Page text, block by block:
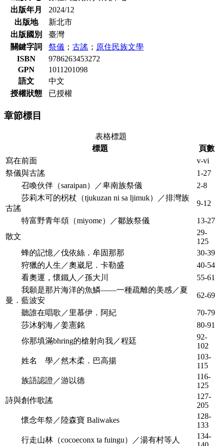
出版年月
2024/12
出版地
新北市
出版國別
臺灣
關鍵字詞
祭儀 ； 古謠 ； 原住民族文學
ISBN
9786263453272
GPN
1011201098
語文
中文
授權狀態
已授權
章節標目
表格標題
標題
頁數
寫在前面
v-vi
祭儀與古謠
1-27
召喚伙伴（saraipan）／卑南族祭儀
2-8
莎莉木可的柺杖（tjukuzan ni sa ljimuk）／排灣族
古謠
9-12
特富野青年頌（miyome）／鄒族祭儀
13-27
散文
29-
125
蜂的記憶／伐依絲．牟固那那
30-39
狩獵的人生／奧崴尼．卡勒盛
40-54
看奧運，懷鐵人／孫大川
55-61
我願是那片海洋的魚鱗——一種疏離的美感／夏
曼．藍波安
62-69
聽誰在唱歌／里慕伊．阿紀
70-79
莎沐躬海／姜憲銘
80-91
你那填滿bhring的槍射向我／程廷
92-
102
姓名 學／然木柔．巴高揚
103-
115
族語認證／游以德
116-
125
詩與創作歌謠
127-
205
懷念年祭／陸森寶 Baliwakes
128-
133
行走山林（cocoeconx ta fuingu）／湯有村等人
134-